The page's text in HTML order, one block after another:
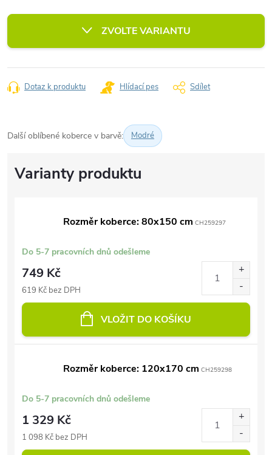
cena:
ZVOLTE VARIANTU
Dotaz k produktu Hlídací pes Sdílet
Další oblíbené koberce v barvě: Modré
Rozměr koberce: 80x150 cm CH259297
Do 5-7 pracovních dnů odešleme
749 Kč
619 Kč bez DPH
VLOŽIT DO KOŠÍKU
Rozměr koberce: 120x170 cm CH259298
Do 5-7 pracovních dnů odešleme
1 329 Kč
1 098 Kč bez DPH